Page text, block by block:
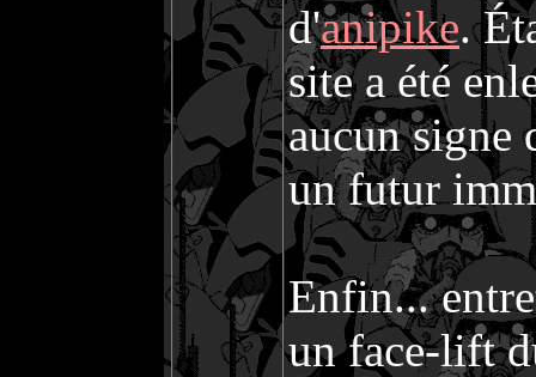
d'anipike.
site a été
aucun signe
un futur
Enfin...
un face-lift